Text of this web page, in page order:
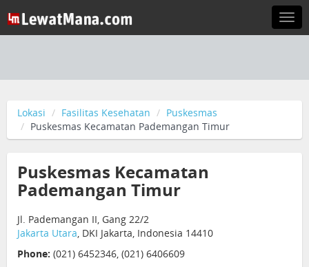
Lokasi Fasilitas Kesehatan
Puskesmas
Puskesmas Kecamatan Pademangan Timur
Puskesmas Kecamatan
Pademangan Timur
Jl. Pademangan II, Gang 22/2
Jakarta Utara, DKI Jakarta, Indonesia 14410
Phone: (021) 6452346, (021) 6406609